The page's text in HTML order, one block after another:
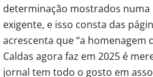
determinação mostrados
exigente, e isso consta das
acrescenta que “a homenagem
Caldas agora faz em 2025 é
jornal tem todo o gosto em